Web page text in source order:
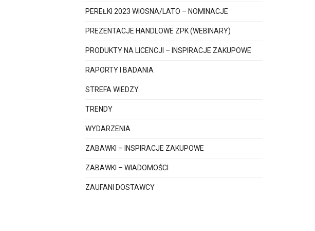
PEREŁKI 2023 WIOSNA/LATO – NOMINACJE
PREZENTACJE HANDLOWE ZPK (WEBINARY)
PRODUKTY NA LICENCJI – INSPIRACJE ZAKUPOWE
RAPORTY I BADANIA
STREFA WIEDZY
TRENDY
WYDARZENIA
ZABAWKI – INSPIRACJE ZAKUPOWE
ZABAWKI – WIADOMOŚCI
ZAUFANI DOSTAWCY